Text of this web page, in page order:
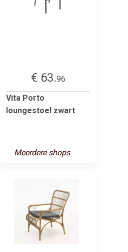
€ 63.96
Vita Porto
loungestoel zwart
Meerdere shops